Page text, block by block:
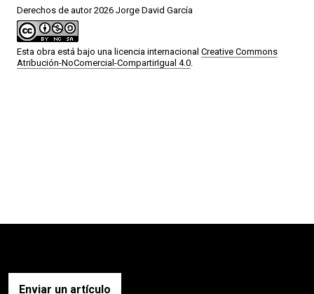
Derechos de autor 2026 Jorge David García
Esta obra está bajo una licencia internacional Creative Commons
Atribución-NoComercial-CompartirIgual 4.0
Enviar un artículo